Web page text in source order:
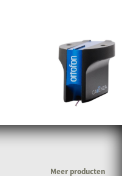
Meer producten